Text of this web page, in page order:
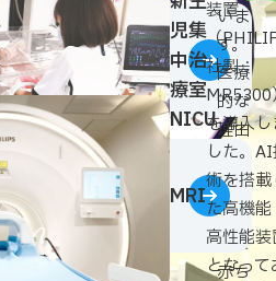
児集
中治
療室
NICU
いま
す。
医療
的な
理由
で一
時的
にマ
マと
赤ち
MRI
装置
（
社製：
MR5300
を導入し
した。
術を搭載
た高機能
高性能装
となって